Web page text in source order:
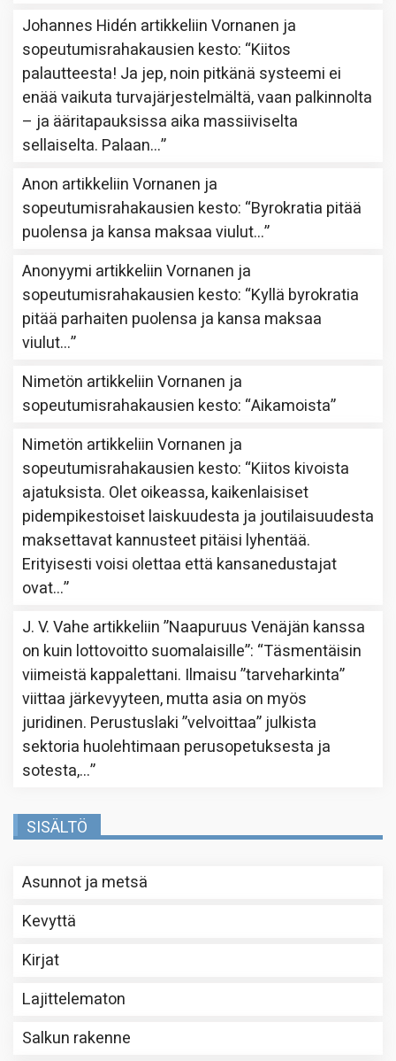
Johannes Hidén artikkeliinVornanen ja
sopeutumisrahakausien kesto: “Kiitos
palautteesta! Ja jep, noin pitkänä systeemi ei
enää vaikuta turvajärjestelmältä, vaan palkinnolta
– ja ääritapauksissa aika massiiviselta
sellaiselta. Palaan…”
Anon artikkeliinVornanen ja
sopeutumisrahakausien kesto: “Byrokratia pitää
puolensa ja kansa maksaa viulut…”
Anonyymi artikkeliinVornanen ja
sopeutumisrahakausien kesto: “Kyllä byrokratia
pitää parhaiten puolensa ja kansa maksaa
viulut…”
Nimetön artikkeliinVornanen ja
sopeutumisrahakausien kesto: “Aikamoista”
Nimetön artikkeliinVornanen ja
sopeutumisrahakausien kesto: “Kiitos kivoista
ajatuksista. Olet oikeassa, kaikenlaisiset
pidempikestoiset laiskuudesta ja joutilaisuudesta
maksettavat kannusteet pitäisi lyhentää.
Erityisesti voisi olettaa että kansanedustajat
ovat…”
J. V. Vahe artikkeliin”Naapuruus Venäjän kanssa
on kuin lottovoitto suomalaisille”: “Täsmentäisin
viimeistä kappalettani. Ilmaisu ”tarveharkinta”
viittaa järkevyyteen, mutta asia on myös
juridinen. Perustuslaki ”velvoittaa” julkista
sektoria huolehtimaan perusopetuksesta ja
sotesta,…”
SISÄLTÖ
Asunnot ja metsä
Kevyttä
Kirjat
Lajittelematon
Salkun rakenne